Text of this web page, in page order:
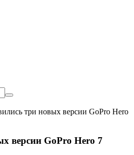
три новых версии GoPro Hero
версии GoPro Hero 7